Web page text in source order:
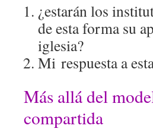
¿estarán los
de esta forma su
iglesia?
Mi respuesta a
Más allá del
compartida